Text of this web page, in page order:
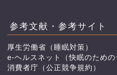
参考文献・参考サイト
厚生労働省（睡眠対策）
e-ヘルスネット（快眠のための
消費者庁（公正競争規約）